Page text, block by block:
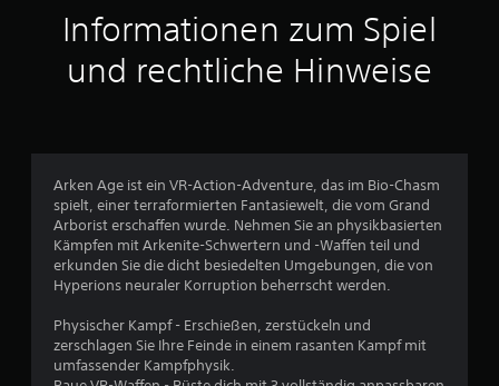
t
t
c
h
e
e
Informationen zum Spiel
und rechtliche Hinweise
Arken Age ist ein VR-Action-Adventure, das im Bio-Chasm
spielt, einer terraformierten Fantasiewelt, die vom Grand
Arborist erschaffen wurde. Nehmen Sie an physikbasierten
Kämpfen mit Arkenite-Schwertern und -Waffen teil und
erkunden Sie die dicht besiedelten Umgebungen, die von
Hyperions neuraler Korruption beherrscht werden.
Physischer Kampf - Erschießen, zerstückeln und
zerschlagen Sie Ihre Feinde in einem rasanten Kampf mit
umfassender Kampfphysik.